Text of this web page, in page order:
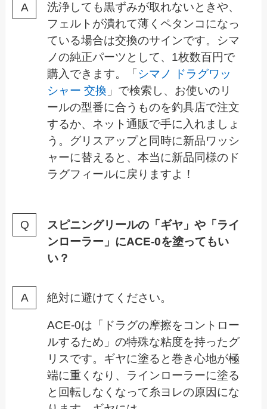
洗浄しても黒ずみが取れないときや、
フェルトが潰れて薄くペタンコになっ
ている場合は交換のサインです。シマ
ノの純正パーツとして、1枚数百円で
購入できます。「 シマノ ドラグワッ
シャー 交換 」で検索し、お使いのリ
ールの型番に合うものを釣具店で注文
するか、ネット通販で手に入れましょ
う。グリスアップと同時に新品ワッシ
ャーに替えると、本当に新品同様のド
ラグフィールに戻りますよ！
スピニングリールの「ギヤ」や「ライ
ンローラー」にACE-0を塗ってもい
い？
絶対に避けてください。
ACE-0は「ドラグの摩擦をコントロー
ルするため」の特殊な粘度を持ったグ
リスです。ギヤに塗ると巻き心地が極
端に重くなり、ラインローラーに塗る
と回転しなくなって糸ヨレの原因にな